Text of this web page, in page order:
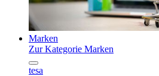
Marken
Zur Kategorie Marken
tesa